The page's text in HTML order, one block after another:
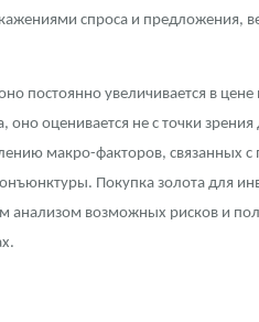
спроса и предложения,
постоянно увеличивается в цене
оно оценивается не с точки
макро-факторов, связанных с
Покупка золота для
возможных рисков и